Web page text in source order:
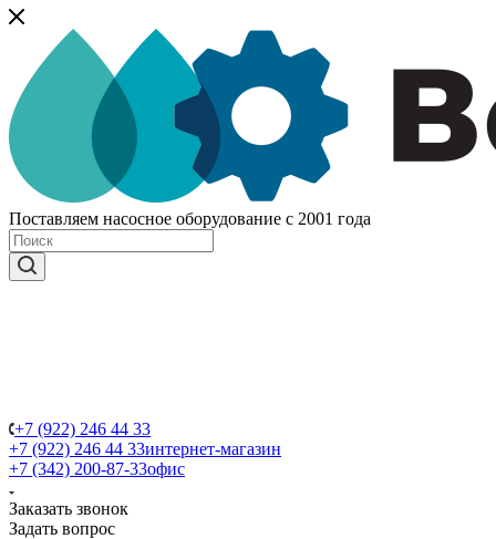
Поставляем насосное оборудование с 2001 года
+7 (922) 246 44 33
+7 (922) 246 44 33интернет-магазин
+7 (342) 200-87-33офис
Заказать звонок
Задать вопрос